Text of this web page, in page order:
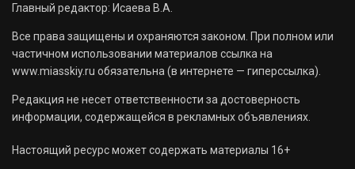
Главный редактор: Исаева В.А.
Все права защищены и охраняются законом. При полном или
частичном использовании материалов ссылка на
www.miasskiy.ru обязательна (в интернете — гиперссылка).
Редакция не несет ответственности за достоверность
информации, содержащейся в рекламных объявлениях.
Настоящий ресурс может содержать материалы 16+